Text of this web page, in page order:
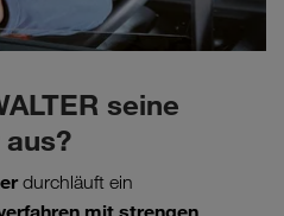
seine
durchläuft ein